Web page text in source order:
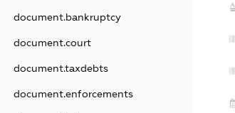
document.bankruptcy
document.court
document.taxdebts
document.enforcements